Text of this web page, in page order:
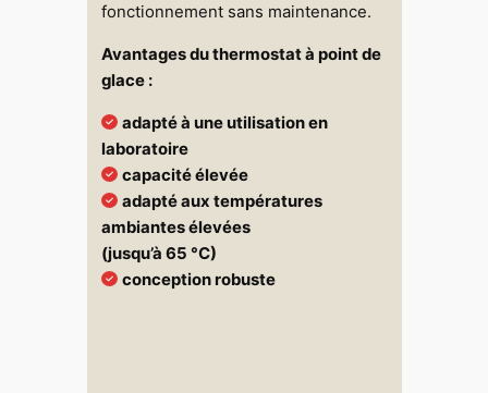
fonctionnement sans maintenance.
Avantages du thermostat à point de
glace :
adapté à une utilisation en
laboratoire
capacité élevée
adapté aux températures
ambiantes élevées
(jusqu’à 65 °C)
conception robuste